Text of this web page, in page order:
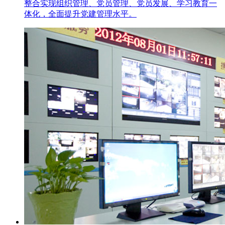
整合实现组织管理、党员管理、党员发展、学习教育一
体化，全面提升党建管理水平。